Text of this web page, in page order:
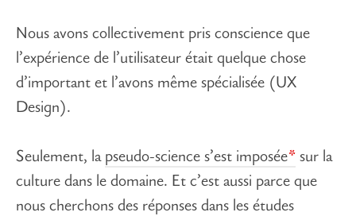
Nous avons collectivement pris conscience que
l’expérience de l’utilisateur était quelque chose
d’important et l’avons même spécialisée (UX
Design).
Seulement, la pseudo-science s’est imposée sur la
culture dans le domaine. Et c’est aussi parce que
nous cherchons des réponses dans les études